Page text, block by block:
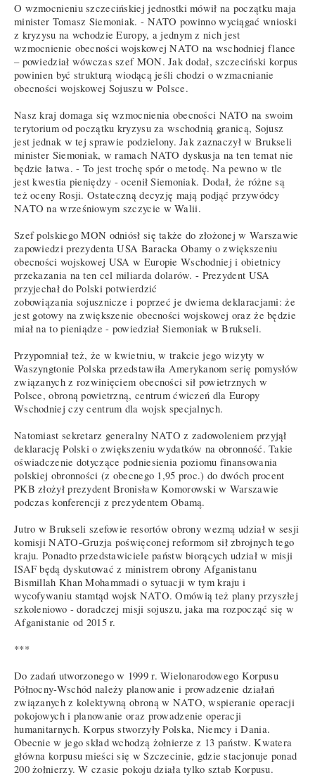
O wzmocnieniu szczecińskiej jednostki mówił na początku maja
minister Tomasz Siemoniak. - NATO powinno wyciągać wnioski
z kryzysu na wchodzie Europy, a jednym z nich jest
wzmocnienie obecności wojskowej NATO na wschodniej flance
– powiedział wówczas szef MON. Jak dodał, szczeciński korpus
powinien być strukturą wiodącą jeśli chodzi o wzmacnianie
obecności wojskowej Sojuszu w Polsce.
Nasz kraj domaga się wzmocnienia obecności NATO na swoim
terytorium od początku kryzysu za wschodnią granicą, Sojusz
jest jednak w tej sprawie podzielony. Jak zaznaczył w Brukseli
minister Siemoniak, w ramach NATO dyskusja na ten temat nie
będzie łatwa. - To jest trochę spór o metodę. Na pewno w tle
jest kwestia pieniędzy - ocenił Siemoniak. Dodał, że różne są
też oceny Rosji. Ostateczną decyzję mają podjąć przywódcy
NATO na wrześniowym szczycie w Walii.
Szef polskiego MON odniósł się także do złożonej w Warszawie
zapowiedzi prezydenta USA Baracka Obamy o zwiększeniu
obecności wojskowej USA w Europie Wschodniej i obietnicy
przekazania na ten cel miliarda dolarów. - Prezydent USA
przyjechał do Polski potwierdzić
zobowiązania sojusznicze i poprzeć je dwiema deklaracjami: że
jest gotowy na zwiększenie obecności wojskowej oraz że będzie
miał na to pieniądze - powiedział Siemoniak w Brukseli.
Przypomniał też, że w kwietniu, w trakcie jego wizyty w
Waszyngtonie Polska przedstawiła Amerykanom serię pomysłów
związanych z rozwinięciem obecności sił powietrznych w
Polsce, obroną powietrzną, centrum ćwiczeń dla Europy
Wschodniej czy centrum dla wojsk specjalnych.
Natomiast sekretarz generalny NATO z zadowoleniem przyjął
deklarację Polski o zwiększeniu wydatków na obronność. Takie
oświadczenie dotyczące podniesienia poziomu finansowania
polskiej obronności (z obecnego 1,95 proc.) do dwóch procent
PKB złożył prezydent Bronisław Komorowski w Warszawie
podczas konferencji z prezydentem Obamą.
Jutro w Brukseli szefowie resortów obrony wezmą udział w sesji
komisji NATO-Gruzja poświęconej reformom sił zbrojnych tego
kraju. Ponadto przedstawiciele państw biorących udział w misji
ISAF będą dyskutować z ministrem obrony Afganistanu
Bismillah Khan Mohammadi o sytuacji w tym kraju i
wycofywaniu stamtąd wojsk NATO. Omówią też plany przyszłej
szkoleniowo - doradczej misji sojuszu, jaka ma rozpocząć się w
Afganistanie od 2015 r.
***
Do zadań utworzonego w 1999 r. Wielonarodowego Korpusu
Północny-Wschód należy planowanie i prowadzenie działań
związanych z kolektywną obroną w NATO, wspieranie operacji
pokojowych i planowanie oraz prowadzenie operacji
humanitarnych. Korpus stworzyły Polska, Niemcy i Dania.
Obecnie w jego skład wchodzą żołnierze z 13 państw. Kwatera
główna korpusu mieści się w Szczecinie, gdzie stacjonuje ponad
200 żołnierzy. W czasie pokoju działa tylko sztab Korpusu.